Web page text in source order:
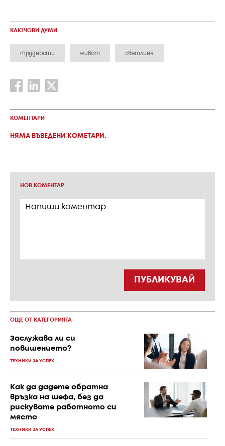
КЛЮЧОВИ ДУМИ
трудности живот светлина
КОМЕНТАРИ
НЯМА ВЪВЕДЕНИ КОМЕТАРИ.
НОВ КОМЕНТАР
ПУБЛИКУВАЙ
ОЩЕ ОТ КАТЕГОРИЯТА
Заслужава ли си
повишението?
ТЕХНИКИ ЗА УСПЕХ
Как да дадете обратна
връзка на шефа, без да
рискувате работното си
място
ТЕХНИКИ ЗА УСПЕХ